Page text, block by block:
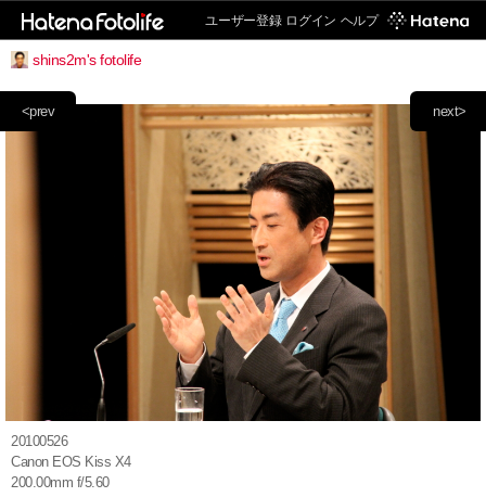
ユーザー登録 ログイン ヘルプ
shins2m's fotolife
next>
<prev
20100526
Canon EOS Kiss X4
200.00mm f/5.60